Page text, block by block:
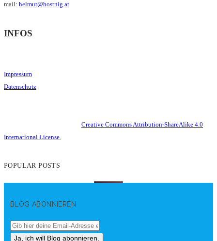
mail: helmut@hostnig.at
INFOS
Impressum
Datenschutz
Creative Commons Attribution-ShareAlike 4.0
International License.
POPULAR POSTS
BLOG ABONNIEREN